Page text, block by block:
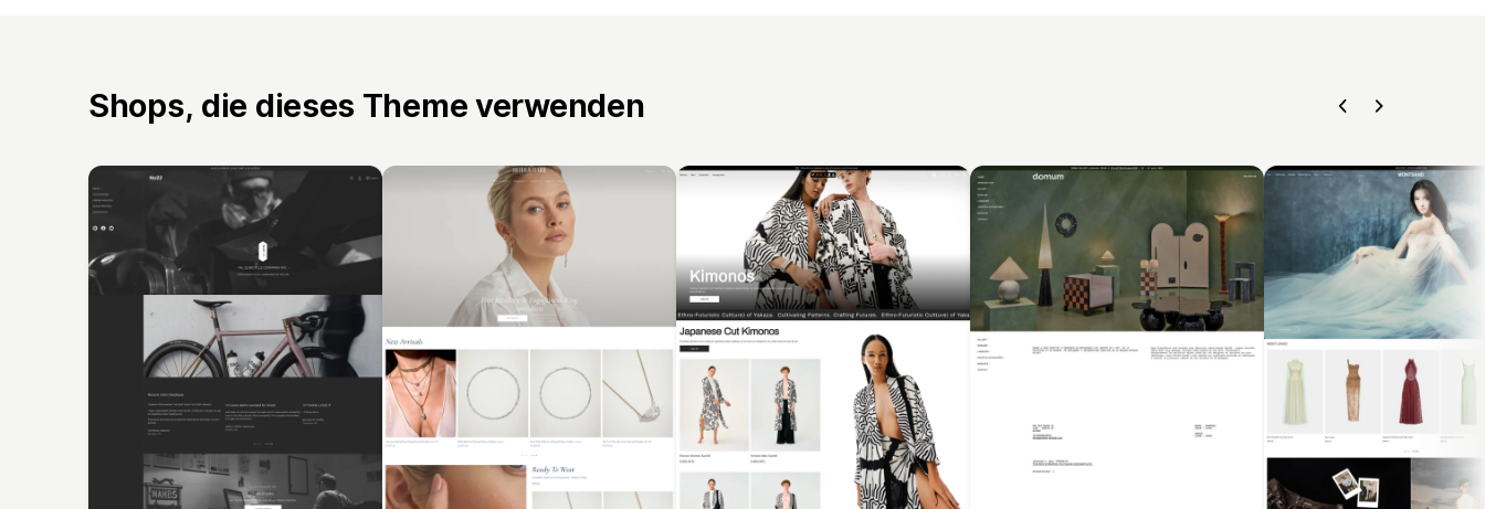
Shops, die dieses Theme verwenden